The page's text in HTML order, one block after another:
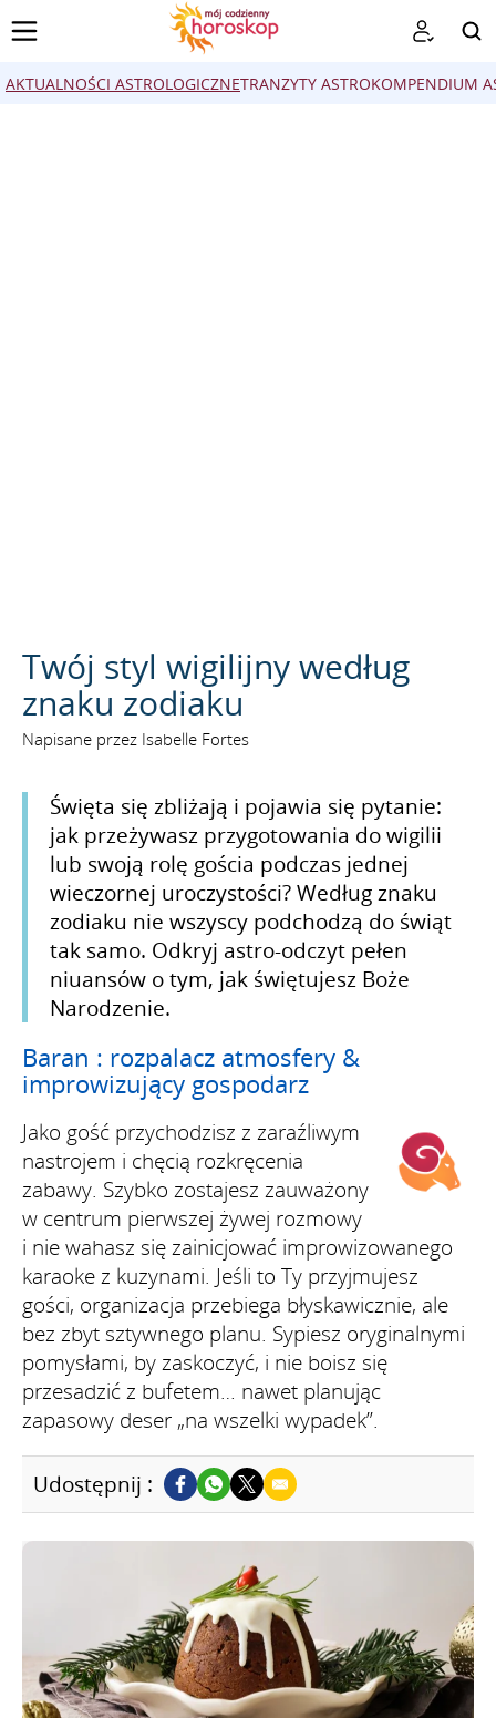
AKTUALNOŚCI ASTROLOGICZNETRANZYTY ASTROKOMPENDIUM
Twój styl wigilijny według
znaku zodiaku
Napisane przez Isabelle Fortes
Święta się zbliżają i pojawia się pytanie:
jak przeżywasz przygotowania do wigilii
lub swoją rolę gościa podczas jednej
wieczornej uroczystości? Według znaku
zodiaku nie wszyscy podchodzą do świąt
tak samo. Odkryj astro-odczyt pełen
niuansów o tym, jak świętujesz Boże
Narodzenie.
Baran : rozpalacz atmosfery &
improwizujący gospodarz
Jako gość przychodzisz z zaraźliwym
nastrojem i chęcią rozkręcenia
zabawy. Szybko zostajesz zauważony
w centrum pierwszej żywej rozmowy
i nie wahasz się zainicjować improwizowanego
karaoke z kuzynami. Jeśli to Ty przyjmujesz
gości, organizacja przebiega błyskawicznie, ale
bez zbyt sztywnego planu. Sypiesz oryginalnymi
pomysłami, by zaskoczyć, i nie boisz się
przesadzić z bufetem… nawet planując
zapasowy deser „na wszelki wypadek”.
Udostępnij :